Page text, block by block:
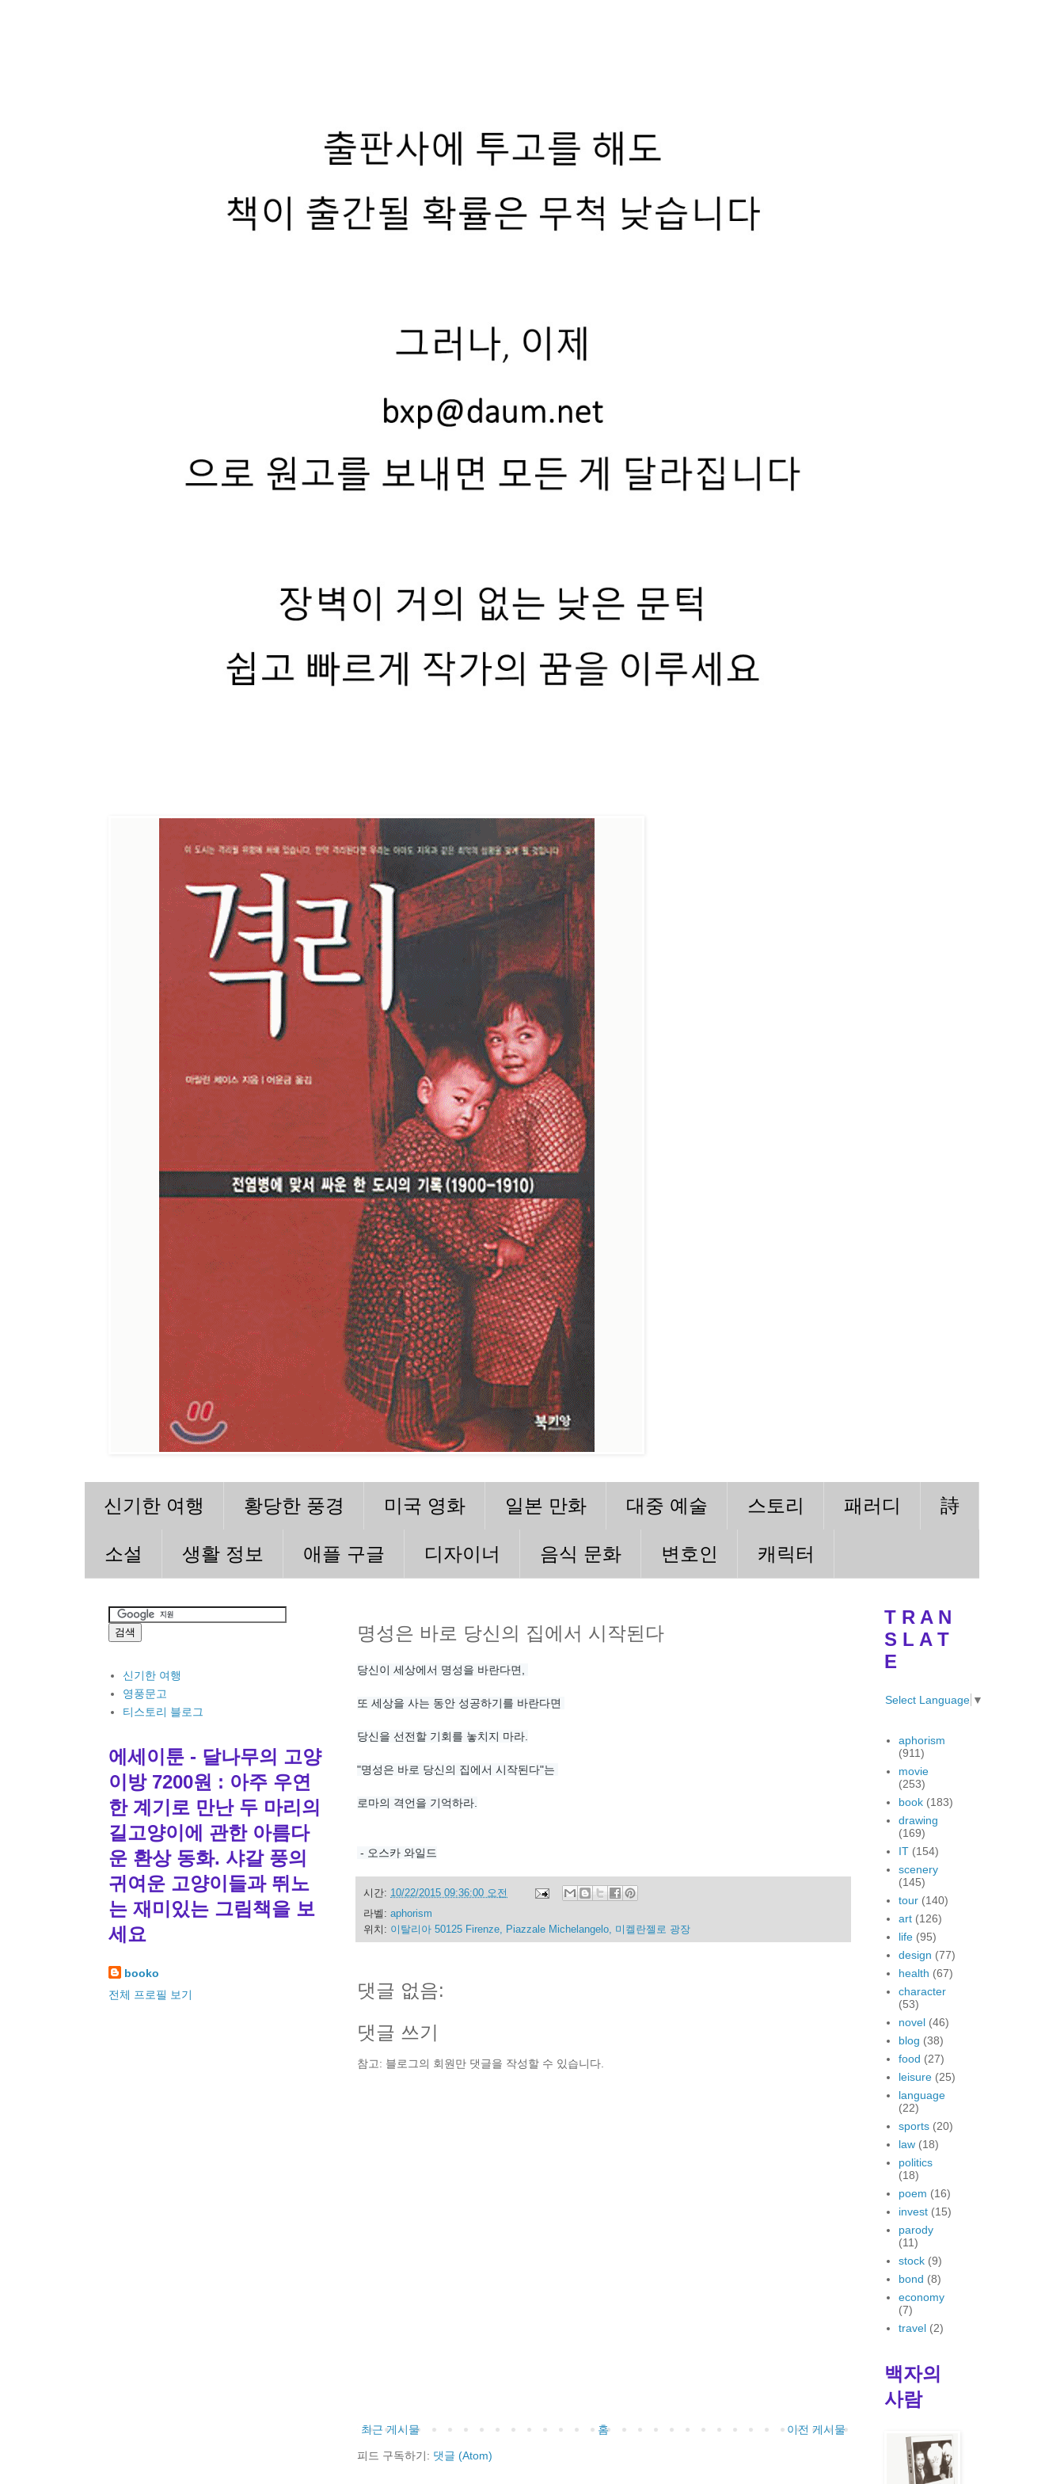
신기한 여행 황당한 풍경 미국 영화 일본 만화 대중 예술 스토리 패러디 詩
소설 생활 정보 애플 구글 디자이너 음식 문화 변호인 캐릭터
명성은 바로 당신의 집에서 시작된다
당신이 세상에서 명성을 바란다면,
또 세상을 사는 동안 성공하기를 바란다면
당신을 선전할 기회를 놓치지 마라.
"명성은 바로 당신의 집에서 시작된다"는
로마의 격언을 기억하라.
- 오스카 와일드
시간: 10/22/2015 09:36:00 오전
라벨: aphorism
위치: 이탈리아 50125 Firenze, Piazzale Michelangelo, 미켈란젤로 광장
댓글 없음:
댓글 쓰기
참고: 블로그의 회원만 댓글을 작성할 수 있습니다.
최근 게시물 이전 게시물
홈
피드 구독하기: 댓글 (Atom)
신기한 여행
영풍문고
티스토리 블로그
에세이툰 - 달나무의 고양
이방 7200원 : 아주 우연
한 계기로 만난 두 마리의
길고양이에 관한 아름다
운 환상 동화. 샤갈 풍의
귀여운 고양이들과 뛰노
는 재미있는 그림책을 보
세요
booko
전체 프로필 보기
T R A N
S L A T
E
Select Language ▼
aphorism
(911)
movie
(253)
book (183)
drawing
(169)
IT (154)
scenery
(145)
tour (140)
art (126)
life (95)
design (77)
health (67)
character
(53)
novel (46)
blog (38)
food (27)
leisure (25)
language
(22)
sports (20)
law (18)
politics
(18)
poem (16)
invest (15)
parody
(11)
stock (9)
bond (8)
economy
(7)
travel (2)
백자의
사람